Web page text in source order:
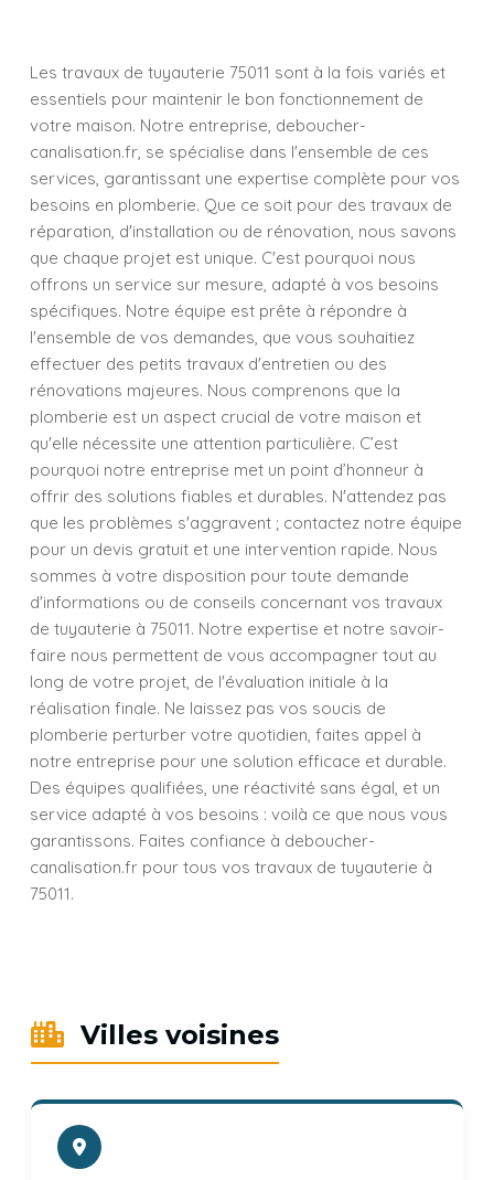
Les travaux de tuyauterie 75011 sont à la fois variés et
essentiels pour maintenir le bon fonctionnement de
votre maison. Notre entreprise, deboucher-
canalisation.fr, se spécialise dans l'ensemble de ces
services, garantissant une expertise complète pour vos
besoins en plomberie. Que ce soit pour des travaux de
réparation, d'installation ou de rénovation, nous savons
que chaque projet est unique. C'est pourquoi nous
offrons un service sur mesure, adapté à vos besoins
spécifiques. Notre équipe est prête à répondre à
l'ensemble de vos demandes, que vous souhaitiez
effectuer des petits travaux d'entretien ou des
rénovations majeures. Nous comprenons que la
plomberie est un aspect crucial de votre maison et
qu'elle nécessite une attention particulière. C’est
pourquoi notre entreprise met un point d’honneur à
offrir des solutions fiables et durables. N'attendez pas
que les problèmes s'aggravent ; contactez notre équipe
pour un devis gratuit et une intervention rapide. Nous
sommes à votre disposition pour toute demande
d'informations ou de conseils concernant vos travaux
de tuyauterie à 75011. Notre expertise et notre savoir-
faire nous permettent de vous accompagner tout au
long de votre projet, de l'évaluation initiale à la
réalisation finale. Ne laissez pas vos soucis de
plomberie perturber votre quotidien, faites appel à
notre entreprise pour une solution efficace et durable.
Des équipes qualifiées, une réactivité sans égal, et un
service adapté à vos besoins : voilà ce que nous vous
garantissons. Faites confiance à deboucher-
canalisation.fr pour tous vos travaux de tuyauterie à
75011.
Villes voisines